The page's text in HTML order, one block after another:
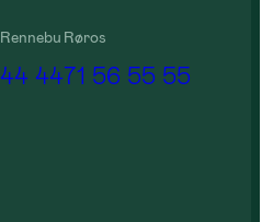
44
Røros
71 56 55 55